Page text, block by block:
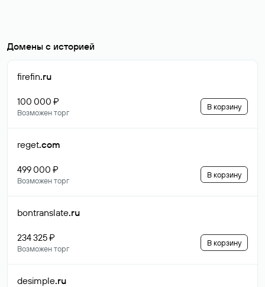
Домены с историей
firefin.ru
100 000 ₽
Возможен торг
В корзину
reget.com
499 000 ₽
Возможен торг
В корзину
bontranslate.ru
234 325 ₽
Возможен торг
В корзину
desimple.ru